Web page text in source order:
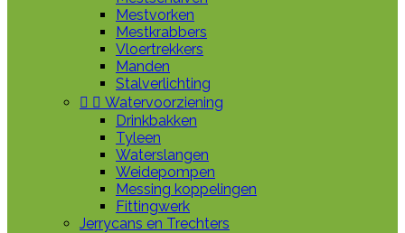
Mestvorken
Mestkrabbers
Vloertrekkers
Manden
Stalverlichting
  Watervoorziening
Drinkbakken
Tyleen
Waterslangen
Weidepompen
Messing koppelingen
Fittingwerk
Jerrycans en Trechters